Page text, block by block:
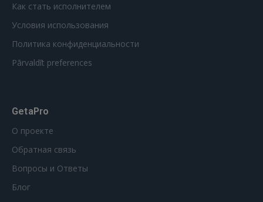
Как стать исполнителем
Условия использования
Политика конфиденциальности
Pārvaldīt preferences
GetaPro
О проекте
Обратная связь
Вопросы и Ответы
Блог